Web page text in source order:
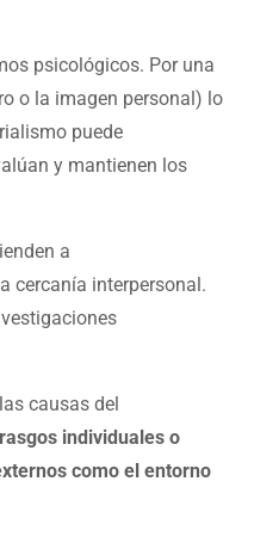
psicológicos. Por una
o la imagen personal) lo
puede
y mantienen los
a
cercanía interpersonal.
causas del
rasgos individuales o
como el entorno